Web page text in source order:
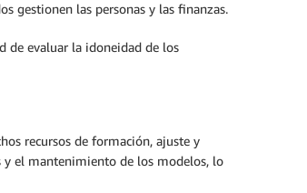
gestionen las personas y las finanzas.
de evaluar la idoneidad de los
recursos de formación, ajuste y
y el mantenimiento de los modelos, lo